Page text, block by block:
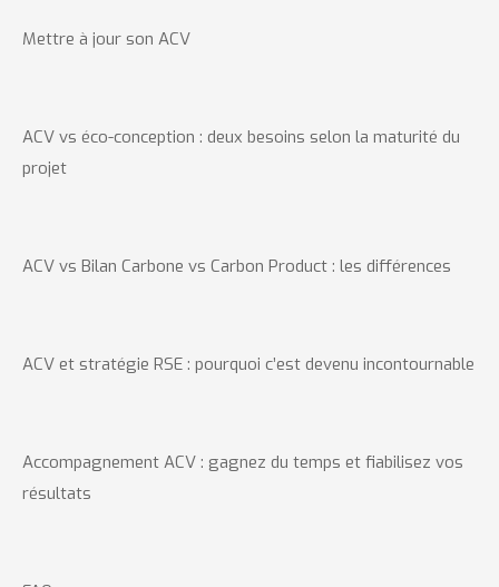
Mettre à jour son ACV
ACV vs éco-conception : deux besoins selon la maturité du
projet
ACV vs Bilan Carbone vs Carbon Product : les différences
ACV et stratégie RSE : pourquoi c’est devenu incontournable
Accompagnement ACV : gagnez du temps et fiabilisez vos
résultats